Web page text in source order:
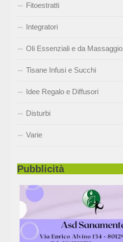
Fitoestratti
Integratori
Oli Essenziali e da Massaggio
Tisane Infusi e Succhi
Idee Regalo e Diffusori
Disturbi
Varie
Pubblicità